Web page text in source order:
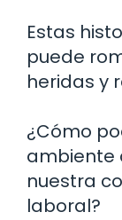
Estas
puede
heridas y
¿Cómo
ambiente
nuestra
laboral?